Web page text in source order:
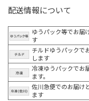
配送情報について
ゆうパック等でお届
す
チルドゆうパックで
します
冷凍ゆうパックでお
ます。
佐川急便でのお届け
ます